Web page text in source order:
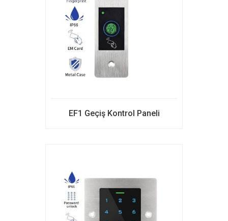
EF1 Geçiş Kontrol Paneli